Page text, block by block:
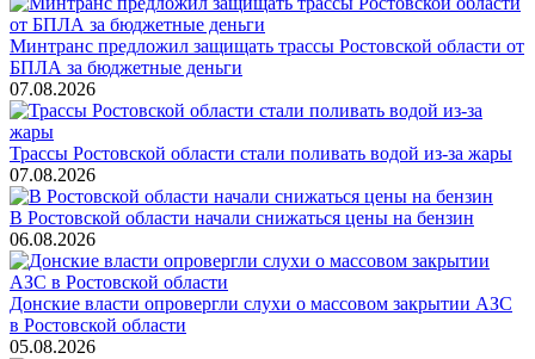
Минтранс предложил защищать трассы Ростовской области от
БПЛА за бюджетные деньги
07.08.2026
Трассы Ростовской области стали поливать водой из-за жары
07.08.2026
В Ростовской области начали снижаться цены на бензин
06.08.2026
Донские власти опровергли слухи о массовом закрытии АЗС
в Ростовской области
05.08.2026